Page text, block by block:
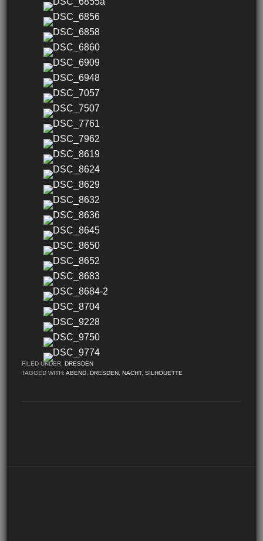
FILED UNDER:DRESDEN
TAGGED WITH:ABEND ,DRESDEN ,NACHT,SILHOUETTE